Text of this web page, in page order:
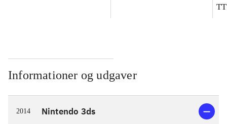
Informationer og udgaver
2014 Nintendo 3ds